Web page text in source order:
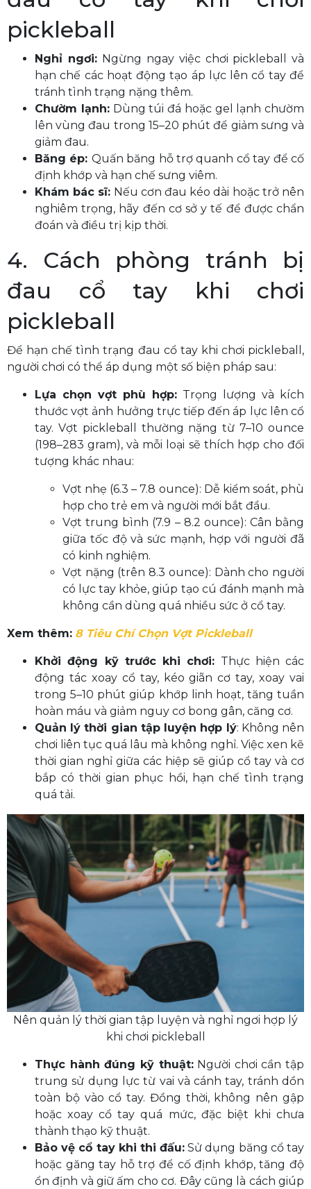
pickleball
Nghỉ ngơi: Ngừng ngay việc chơi pickleball và
hạn chế các hoạt động tạo áp lực lên cổ tay để
tránh tình trạng nặng thêm.
Chườm lạnh:Dùng túi đá hoặc gel lạnh chườm
lên vùng đau trong 15–20 phút để giảm sưng và
giảm đau.
Băng ép: Quấn băng hỗ trợ quanh cổ tay để cố
định khớp và hạn chế sưng viêm.
Khám bác sĩ: Nếu cơn đau kéo dài hoặc trở nên
nghiêm trọng, hãy đến cơ sở y tế để được chẩn
đoán và điều trị kịp thời.
4. Cách phòng tránh bị
đau cổ tay khi chơi
pickleball
Để hạn chế tình trạng đau cổ tay khi chơi pickleball,
người chơi có thể áp dụng một số biện pháp sau:
Lựa chọn vợt phù hợp: Trọng lượng và kích
thước vợt ảnh hưởng trực tiếp đến áp lực lên cổ
tay. Vợt pickleball thường nặng từ 7–10 ounce
(198–283 gram), và mỗi loại sẽ thích hợp cho đối
tượng khác nhau:
Vợt nhẹ (6.3 – 7.8 ounce): Dễ kiểm soát, phù
hợp cho trẻ em và người mới bắt đầu.
Vợt trung bình (7.9 – 8.2 ounce): Cân bằng
giữa tốc độ và sức mạnh, hợp với người đã
có kinh nghiệm.
Vợt nặng (trên 8.3 ounce): Dành cho người
có lực tay khỏe, giúp tạo cú đánh mạnh mà
không cần dùng quá nhiều sức ở cổ tay.
Xem thêm: 8 Tiêu Chí Chọn Vợt Pickleball
Khởi động kỹ trước khi chơi: Thực hiện các
động tác xoay cổ tay, kéo giãn cơ tay, xoay vai
trong 5–10 phút giúp khớp linh hoạt, tăng tuần
hoàn máu và giảm nguy cơ bong gân, căng cơ.
Quản lý thời gian tập luyện hợp lý: Không nên
chơi liên tục quá lâu mà không nghỉ. Việc xen kẽ
thời gian nghỉ giữa các hiệp sẽ giúp cổ tay và cơ
bắp có thời gian phục hồi, hạn chế tình trạng
quá tải.
Nên quản lý thời gian tập luyện và nghỉ ngơi hợp lý
khi chơi pickleball
Thực hành đúng kỹ thuật:Người chơi cần tập
trung sử dụng lực từ vai và cánh tay, tránh dồn
toàn bộ vào cổ tay. Đồng thời, không nên gập
hoặc xoay cổ tay quá mức, đặc biệt khi chưa
thành thạo kỹ thuật.
Bảo vệ cổ tay khi thi đấu: Sử dụng băng cổ tay
hoặc găng tay hỗ trợ để cố định khớp, tăng độ
ổn định và giữ ấm cho cơ. Đây cũng là cách giúp